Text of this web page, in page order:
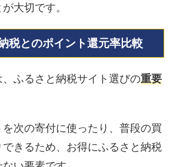
大切です。
税とのポイント還元率比較
ふるさと納税サイト選びの重要
次の寄付に使ったり、普段の買
きるため、お得にふるさと納税